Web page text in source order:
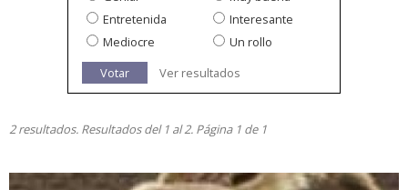
Entretenida
Interesante
Mediocre
Un rollo
Votar
Ver resultados
2 resultados. Resultados del 1 al 2. Página 1 de 1